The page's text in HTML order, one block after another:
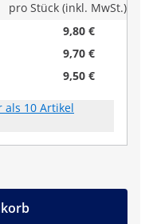
pro Stück (inkl. MwSt.)
9,80 €
9,70 €
9,50 €
10 Artikel